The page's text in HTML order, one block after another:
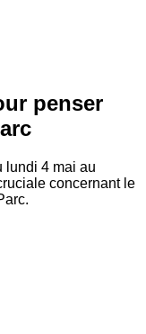
penser
lundi 4 mai au
concernant le